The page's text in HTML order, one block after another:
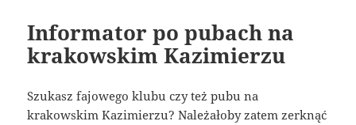
Informator po pubach na
krakowskim Kazimierzu
Szukasz fajowego klubu czy też pubu na
krakowskim Kazimierzu? Należałoby zatem zerknąć